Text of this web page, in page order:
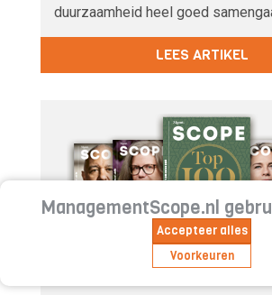
duurzaamheid heel goed
LEES ARTIKEL
Geïnteresseerd in
ManagementScope.nl
Accepteer alles
Voorkeuren